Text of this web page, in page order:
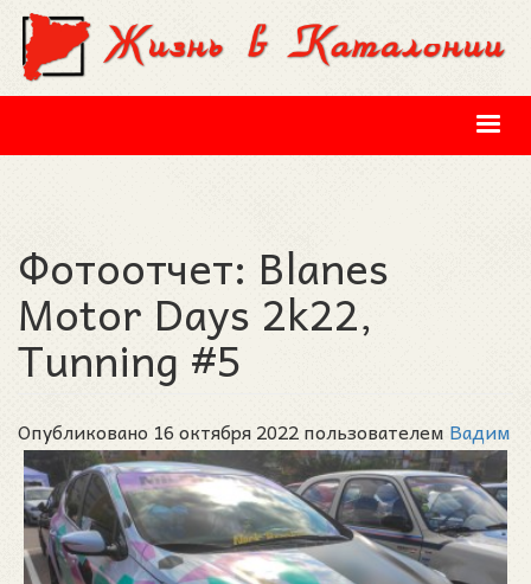
Перейти к основному содержанию
Фотоотчет: Blanes
Motor Days 2k22,
Tunning #5
Опубликовано 16 октября 2022 пользователем Вадим